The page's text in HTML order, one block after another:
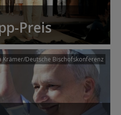
Preis
Krämer/Deutsche Bischofskonferenz